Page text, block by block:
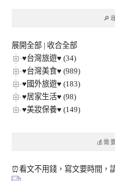
🔎
展開全部 | 收合全部
♥台灣旅遊♥ (34)
♥台灣美食♥ (989)
♥國外旅遊♥ (183)
♥居家生活♥ (98)
♥美妝保養♥ (149)
💰需
⏰看文不用錢，寫文要時間，